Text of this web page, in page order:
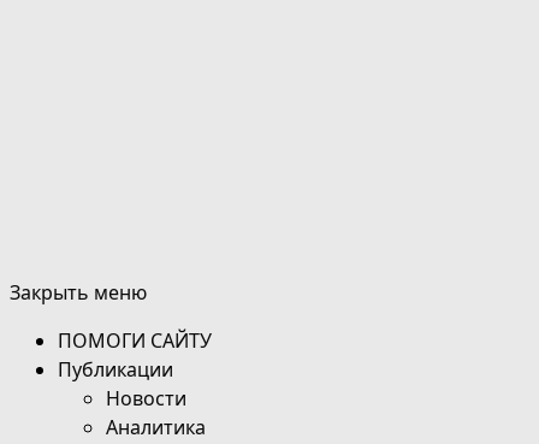
Закрыть меню
ПОМОГИ САЙТУ
Публикации
Новости
Аналитика